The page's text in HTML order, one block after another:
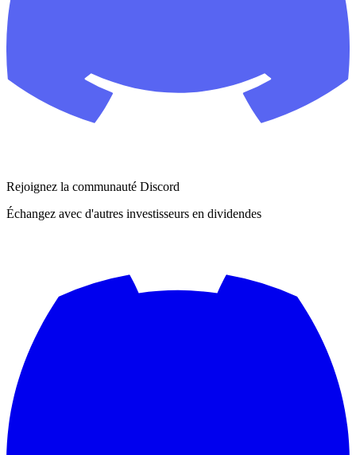
Rejoignez la communauté Discord
Échangez avec d'autres investisseurs en dividendes